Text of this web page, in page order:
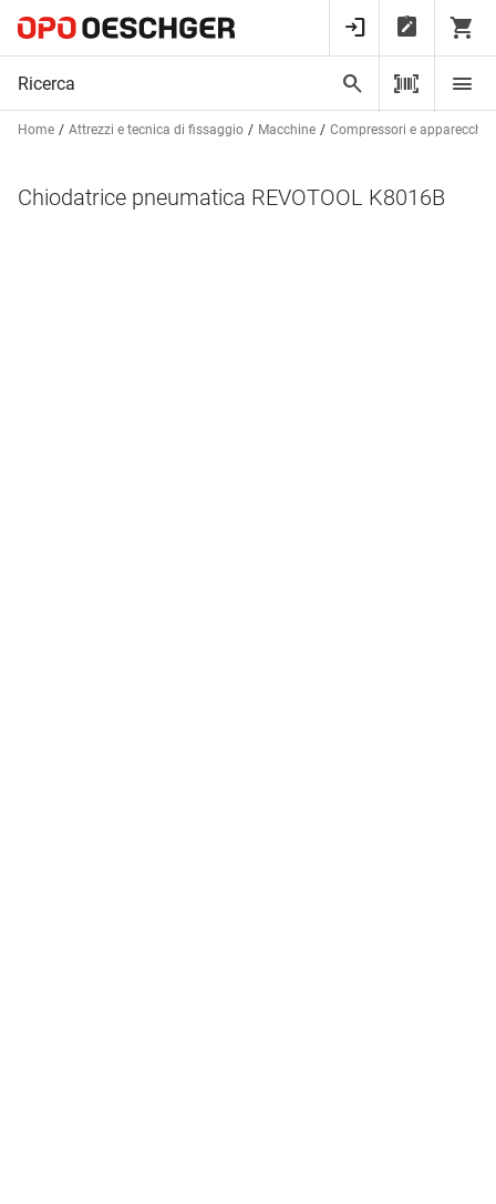
Home Attrezzi e tecnica di fissaggio Macchine Compressori e apparecchi
Chiodatrice pneumatica REVOTOOL K8016B